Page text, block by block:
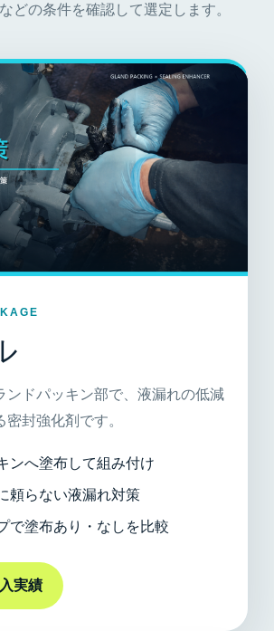
どの条件を確認して選定します。
ンドパッキン部で、液漏れの低減
封強化剤です。
ンへ塗布して組み付け
頼らない液漏れ対策
で塗布あり・なしを比較
実績